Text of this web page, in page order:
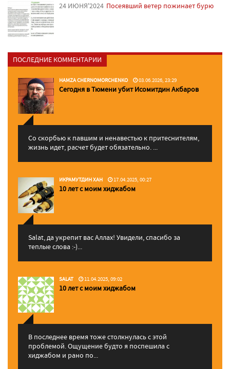
24 ИЮНЯ'2024 Посеявший ветер пожинает бурю
ПОСЛЕДНИЕ КОММЕНТАРИИ
HAMZA CHERNOMORCHENKO 03.06.2026, 23:29
Сегодня в Тюмени убит Исомитдин Акбаров
Со скорбью к павшим и ненавестью к притеснителям,
жизнь идет, расчет будет обязательно. ...
ИКРАМУТДИН ХАН 17.04.2025, 00:27
10 лет с моим хиджабом
Salat, да укрепит вас Аллаx! Увидели, спасибо за
теплые слова :-)...
SALAT 11.04.2025, 09:02
10 лет с моим хиджабом
В последнее время тоже столкнулась с этой
проблемой. Ощущение будто я поспешила с
хиджабом и рано по...